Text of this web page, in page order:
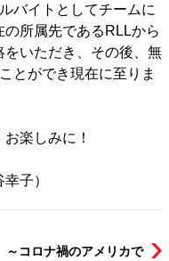
バイトとしてチームに
所属先であるRLLから
をいただき、その後、無
とができ現在に至りま
楽しみに！
子）
コロナ禍のアメリカで